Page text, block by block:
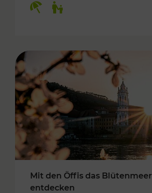
Mit den Öffis das Blütenmeer
entdecken